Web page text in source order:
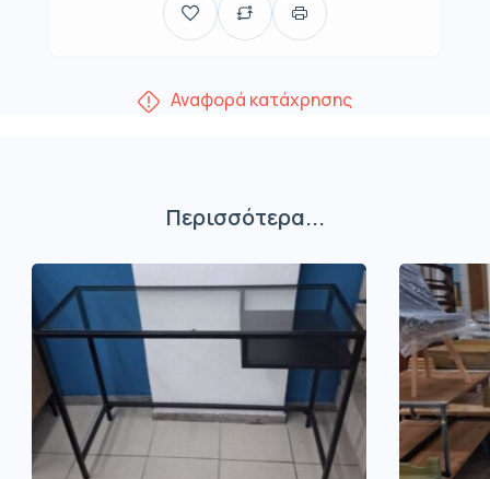
Αναφορά κατάχρησης
Περισσότερα...